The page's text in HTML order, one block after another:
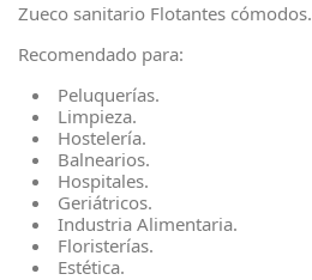
Zueco sanitario Flotantes cómodos.
Recomendado para:
Peluquerías.
Limpieza.
Hostelería.
Balnearios.
Hospitales.
Geriátricos.
Industria Alimentaria.
Floristerías.
Estética.